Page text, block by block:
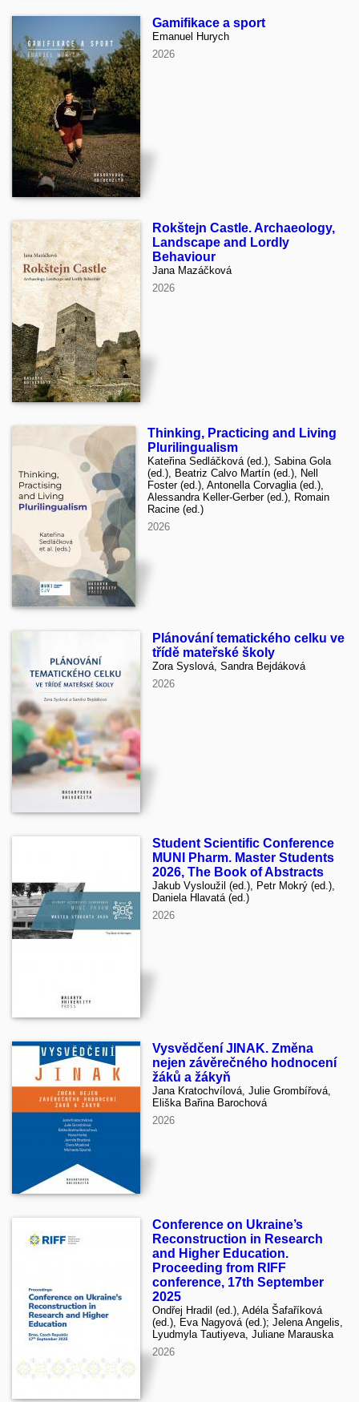
Gamifikace a sport
Emanuel Hurych
2026
Rokštejn Castle. Archaeology,
Landscape and Lordly
Behaviour
Jana Mazáčková
2026
Thinking, Practicing and Living
Plurilingualism
Kateřina Sedláčková (ed.), Sabina Gola
(ed.), Beatriz Calvo Martín (ed.), Nell
Foster (ed.), Antonella Corvaglia (ed.),
Alessandra Keller-Gerber (ed.), Romain
Racine (ed.)
2026
Plánování tematického celku ve
třídě mateřské školy
Zora Syslová, Sandra Bejdáková
2026
Student Scientific Conference
MUNI Pharm. Master Students
2026, The Book of Abstracts
Jakub Vysloužil (ed.), Petr Mokrý (ed.),
Daniela Hlavatá (ed.)
2026
Vysvědčení JINAK. Změna
nejen závěrečného hodnocení
žáků a žákyň
Jana Kratochvílová, Julie Grombířová,
Eliška Bařina Barochová
2026
Conference on Ukraine’s
Reconstruction in Research
and Higher Education.
Proceeding from RIFF
conference, 17th September
2025
Ondřej Hradil (ed.), Adéla Šafaříková
(ed.), Eva Nagyová (ed.); Jelena Angelis,
Lyudmyla Tautiyeva, Juliane Marauska
2026